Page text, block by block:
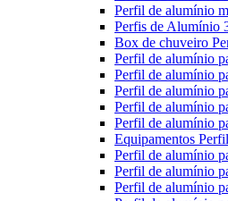
Perfil de alumínio
Perfis de Alumínio
Box de chuveiro
Perfil de alumínio
Perfil de alumínio
Perfil de alumínio
Perfil de alumínio
Perfil de alumínio
Equipamentos
Perfil de alumínio
Perfil de alumínio
Perfil de alumínio